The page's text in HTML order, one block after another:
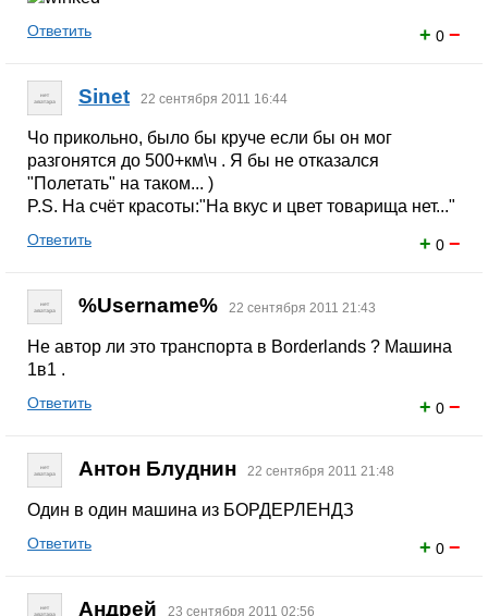
+ 0 −
Ответить
Sinet 22 сентября 2011 16:44
Чо прикольно, было бы круче если бы он мог
разгонятся до 500+км\ч . Я бы не отказался
"Полетать" на таком... )
P.S. На счёт красоты:"На вкус и цвет товарища нет..."
+ 0 −
Ответить
%Username% 22 сентября 2011 21:43
Не автор ли это транспорта в Borderlands ? Машина
1в1 .
+ 0 −
Ответить
Антон Блуднин 22 сентября 2011 21:48
Один в один машина из БОРДЕРЛЕНДЗ
+ 0 −
Ответить
Андрей 23 сентября 2011 02:56